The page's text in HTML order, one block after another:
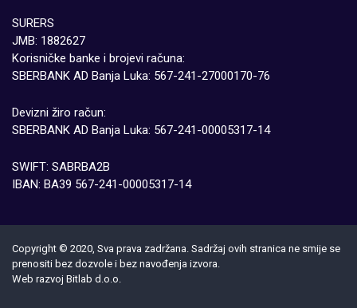
SURERS
JMB: 1882627
Korisničke banke i brojevi računa:
SBERBANK AD Banja Luka: 567-241-27000170-76
Devizni žiro račun:
SBERBANK AD Banja Luka: 567-241-00005317-14
SWIFT: SABRBA2B
IBAN: BA39 567-241-00005317-14
Copyright © 2020, Sva prava zadržana. Sadržaj ovih stranica ne smije se
prenositi bez dozvole i bez navođenja izvora.
Web razvoj Bitlab d.о.о.